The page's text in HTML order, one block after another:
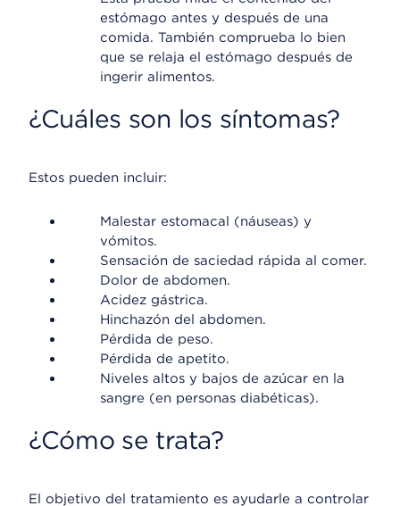
estómago antes y después de una
comida. También comprueba lo bien
que se relaja el estómago después de
ingerir alimentos.
¿Cuáles son los síntomas?
Estos pueden incluir:
Malestar estomacal (náuseas) y
vómitos.
Sensación de saciedad rápida al comer.
Dolor de abdomen.
Acidez gástrica.
Hinchazón del abdomen.
Pérdida de peso.
Pérdida de apetito.
Niveles altos y bajos de azúcar en la
sangre (en personas diabéticas).
¿Cómo se trata?
El objetivo del tratamiento es ayudarle a controlar